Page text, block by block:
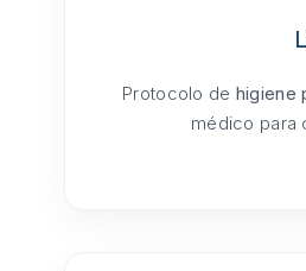
Protocolo de higiene
médico para